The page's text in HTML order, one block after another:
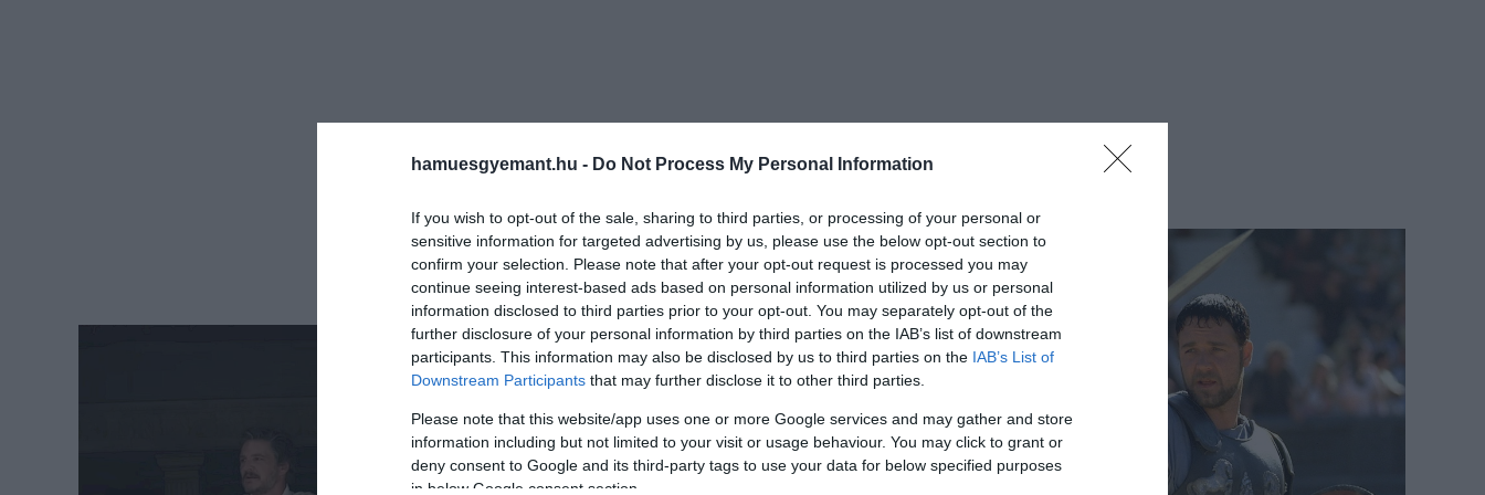
hamuesgyemant.hu - Do Not Process My Personal Information
If you wish to opt-out of the sale, sharing to third parties, or processing of your personal or
sensitive information for targeted advertising by us, please use the below opt-out section to
confirm your selection. Please note that after your opt-out request is processed you may
continue seeing interest-based ads based on personal information utilized by us or personal
information disclosed to third parties prior to your opt-out. You may separately opt-out of the
further disclosure of your personal information by third parties on the IAB’s list of downstream
participants. This information may also be disclosed by us to third parties on the IAB’s List of
Downstream Participants that may further disclose it to other third parties.
Please note that this website/app uses one or more Google services and may gather and store
information including but not limited to your visit or usage behaviour. You may click to grant or
deny consent to Google and its third-party tags to use your data for below specified purposes
in below Google consent section.